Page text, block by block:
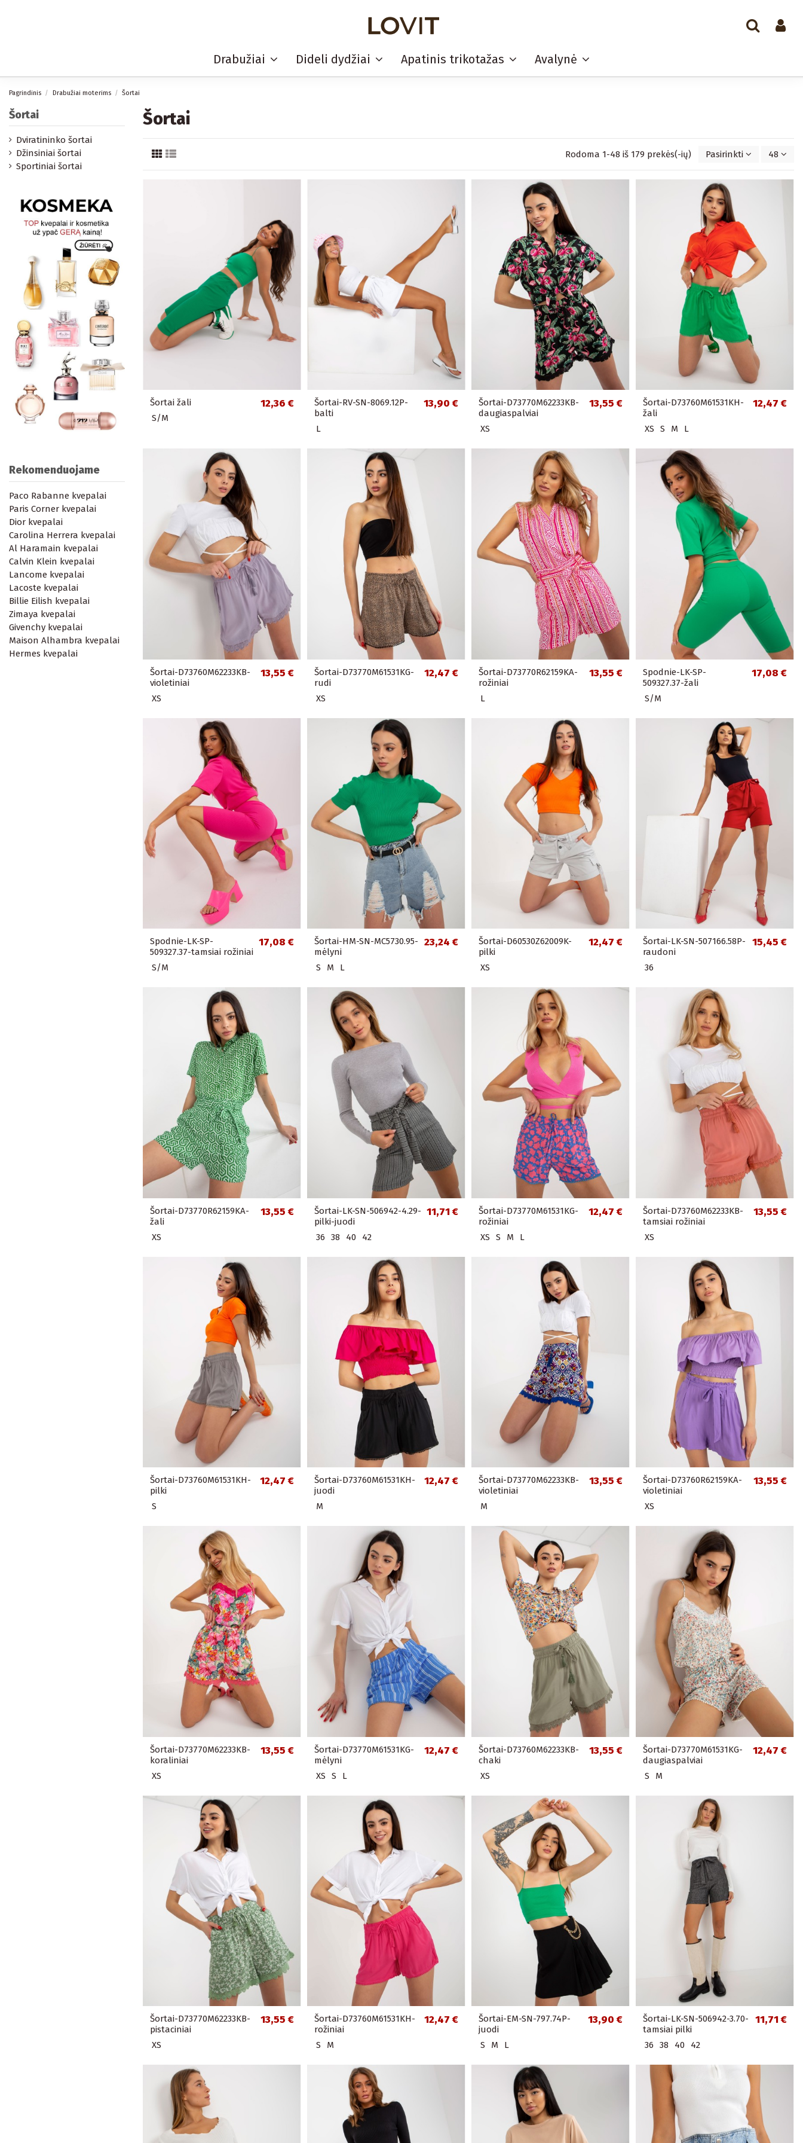
Drabužiai Dideli dydžiai Apatinis trikotažas Avalynė
Pagrindinis Drabužiai moterims Šortai
Šortai
Rodoma 1-48 iš 179 prekės(-ių) Pasirinkti 48
Šortai žali 12,36 €
S/M
Šortai-RV-SN-8069.12P-
balti
13,90 €
L
Šortai-D73770M62233KB-
daugiaspalviai
13,55 €
XS
Šortai-D73760M61531KH-
žali
12,47 €
XS S M L
Šortai-D73760M62233KB-
violetiniai
13,55 €
XS
Šortai-D73770M61531KG-
rudi
12,47 €
XS
Šortai-D73770R62159KA-
rožiniai
13,55 €
L
Spodnie-LK-SP-
509327.37-žali
17,08 €
S/M
Spodnie-LK-SP-
509327.37-tamsiai rožiniai
17,08 €
S/M
Šortai-HM-SN-MC5730.95-
mėlyni
23,24 €
S M L
Šortai-D60530Z62009K-
pilki
12,47 €
XS
Šortai-LK-SN-507166.58P-
raudoni
15,45 €
36
Šortai-D73770R62159KA-
žali
13,55 €
XS
Šortai-LK-SN-506942-4.29-
pilki-juodi
11,71 €
36 38 40 42
Šortai-D73770M61531KG-
rožiniai
12,47 €
XS S M L
Šortai-D73760M62233KB-
tamsiai rožiniai
13,55 €
XS
Šortai-D73760M61531KH-
pilki
12,47 €
S
Šortai-D73760M61531KH-
juodi
12,47 €
M
Šortai-D73770M62233KB-
violetiniai
13,55 €
M
Šortai-D73760R62159KA-
violetiniai
13,55 €
XS
Šortai-D73770M62233KB-
koraliniai
13,55 €
XS
Šortai-D73770M61531KG-
mėlyni
12,47 €
XS S L
Šortai-D73760M62233KB-
chaki
13,55 €
XS
Šortai-D73770M61531KG-
daugiaspalviai
12,47 €
S M
Šortai-D73770M62233KB-
pistaciniai
13,55 €
XS
Šortai-D73760M61531KH-
rožiniai
12,47 €
S M
Šortai-EM-SN-797.74P-
juodi
13,90 €
S M L
Šortai-LK-SN-506942-3.70-
tamsiai pilki
11,71 €
36 38 40 42
Šortai
Dviratininko šortai
Džinsiniai šortai
Sportiniai šortai
Rekomenduojame
Paco Rabanne kvepalai
Paris Corner kvepalai
Dior kvepalai
Carolina Herrera kvepalai
Al Haramain kvepalai
Calvin Klein kvepalai
Lancome kvepalai
Lacoste kvepalai
Billie Eilish kvepalai
Zimaya kvepalai
Givenchy kvepalai
Maison Alhambra kvepalai
Hermes kvepalai